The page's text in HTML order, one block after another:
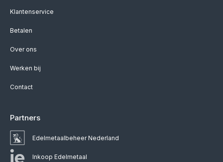
Klantenservice
Betalen
Over ons
Werken bij
Contact
Partners
Edelmetaalbeheer Nederland
Inkoop Edelmetaal